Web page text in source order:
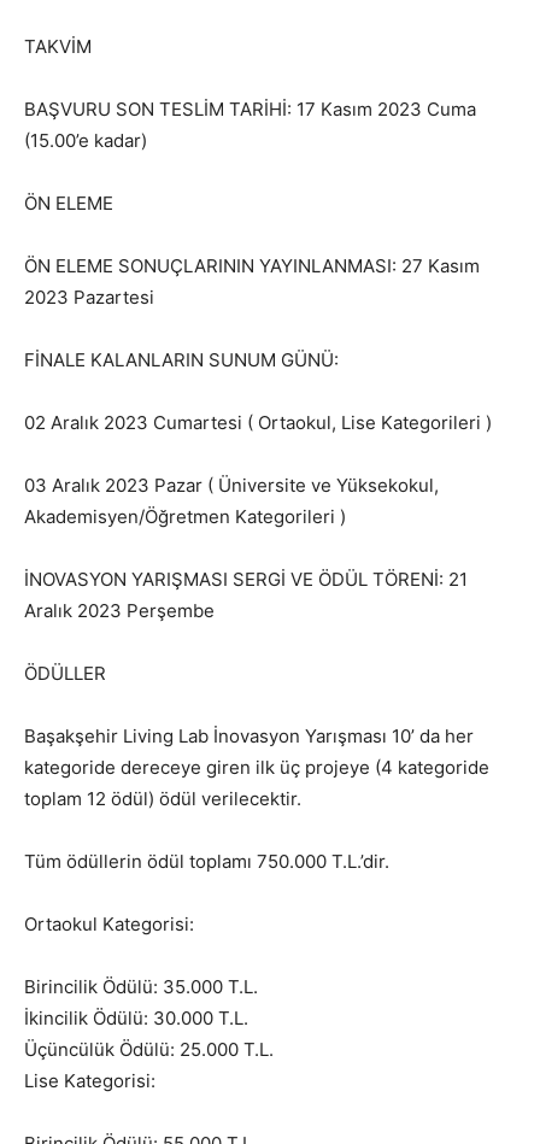
TAKVİM
BAŞVURU SON TESLİM TARİHİ: 17 Kasım 2023 Cuma
(15.00’e kadar)
ÖN ELEME
ÖN ELEME SONUÇLARININ YAYINLANMASI: 27 Kasım
2023 Pazartesi
FİNALE KALANLARIN SUNUM GÜNÜ:
02 Aralık 2023 Cumartesi ( Ortaokul, Lise Kategorileri )
03 Aralık 2023 Pazar ( Üniversite ve Yüksekokul,
Akademisyen/Öğretmen Kategorileri )
İNOVASYON YARIŞMASI SERGİ VE ÖDÜL TÖRENİ: 21
Aralık 2023 Perşembe
ÖDÜLLER
Başakşehir Living Lab İnovasyon Yarışması 10’ da her
kategoride dereceye giren ilk üç projeye (4 kategoride
toplam 12 ödül) ödül verilecektir.
Tüm ödüllerin ödül toplamı 750.000 T.L.’dir.
Ortaokul Kategorisi:
Birincilik Ödülü: 35.000 T.L.
İkincilik Ödülü: 30.000 T.L.
Üçüncülük Ödülü: 25.000 T.L.
Lise Kategorisi: